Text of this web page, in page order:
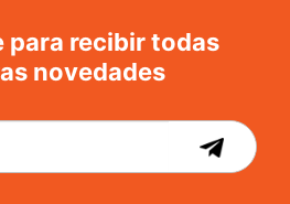
para recibir todas
novedades